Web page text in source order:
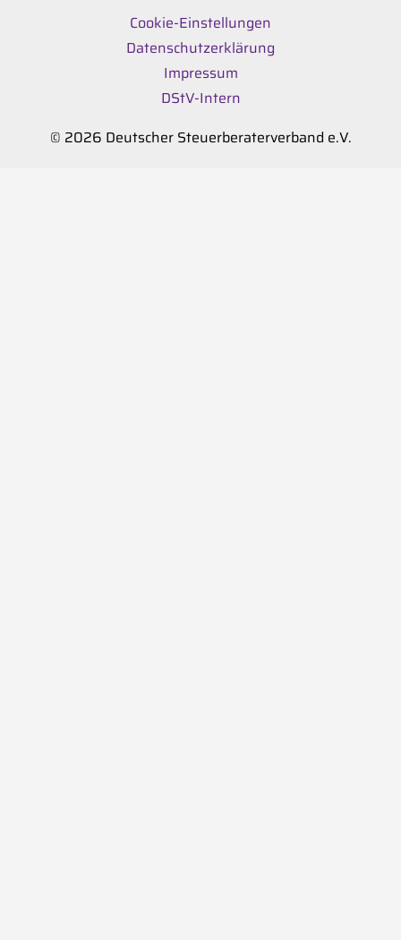
Cookie-Einstellungen
Datenschutzerklärung
Impressum
DStV-Intern
© 2026 Deutscher Steuerberaterverband e.V.